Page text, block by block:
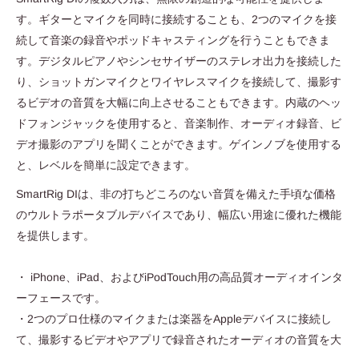
す。ギターとマイクを同時に接続することも、2つのマイクを接
続して音楽の録音やポッドキャスティングを行うこともできま
す。デジタルピアノやシンセサイザーのステレオ出力を接続した
り、ショットガンマイクとワイヤレスマイクを接続して、撮影す
るビデオの音質を大幅に向上させることもできます。内蔵のヘッ
ドフォンジャックを使用すると、音楽制作、オーディオ録音、ビ
デオ撮影のアプリを聞くことができます。ゲインノブを使用する
と、レベルを簡単に設定できます。
SmartRig DIは、非の打ちどころのない音質を備えた手頃な価格
のウルトラポータブルデバイスであり、幅広い用途に優れた機能
を提供します。
・ iPhone、iPad、およびiPodTouch用の高品質オーディオインタ
ーフェースです。
・2つのプロ仕様のマイクまたは楽器をAppleデバイスに接続し
て、撮影するビデオやアプリで録音されたオーディオの音質を大